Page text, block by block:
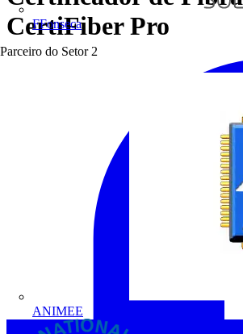
FFonseca
Parceiro do Setor 2
ANIMEE
CertiFiber Pro